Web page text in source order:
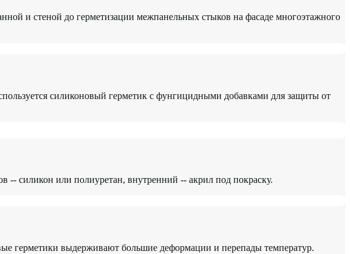
и стеной до герметизации межпанельных стыков на фасаде многоэтажного
силиконовый герметик с фунгицидными добавками для защиты от
силикон или полиуретан, внутренний -- акрил под покраску.
герметики выдерживают большие деформации и перепады температур.